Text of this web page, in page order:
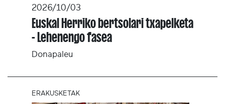
2026/10/03
Euskal Herriko bertsolari txapelketa
- Lehenengo fasea
Donapaleu
ERAKUSKETAK